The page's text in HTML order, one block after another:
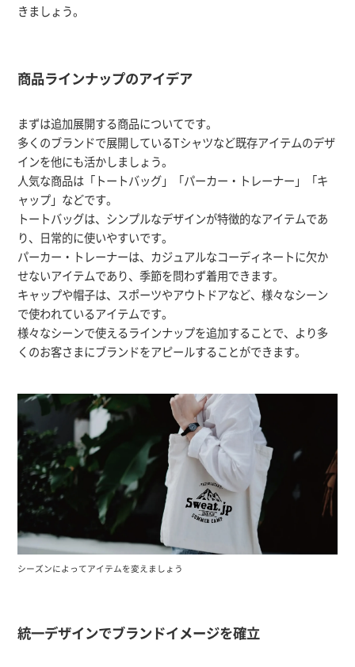
きましょう。
商品ラインナップのアイデア
まずは追加展開する商品についてです。
多くのブランドで展開しているTシャツなど既存アイテムのデザ
インを他にも活かしましょう。
人気な商品は「トートバッグ」「パーカー・トレーナー」「キ
ャップ」などです。
トートバッグは、シンプルなデザインが特徴的なアイテムであ
り、日常的に使いやすいです。
パーカー・トレーナーは、カジュアルなコーディネートに欠か
せないアイテムであり、季節を問わず着用できます。
キャップや帽子は、スポーツやアウトドアなど、様々なシーン
で使われているアイテムです。
様々なシーンで使えるラインナップを追加することで、より多
くのお客さまにブランドをアピールすることができます。
シーズンによってアイテムを変えましょう
統一デザインでブランドイメージを確立